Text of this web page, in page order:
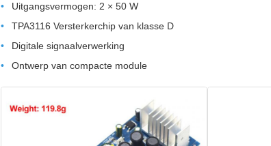
Uitgangsvermogen: 2 × 50 W
TPA3116 Versterkerchip van klasse D
Digitale signaalverwerking
Ontwerp van compacte module